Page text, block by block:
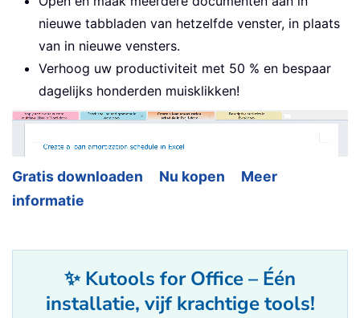
nieuwe tabbladen van hetzelfde venster, in plaats
van in nieuwe vensters.
Verhoog uw productiviteit met 50 % en bespaar
dagelijks honderden muisklikken!
Gratis downloaden Nu kopen
Meer
informatie
✨ Kutools for Office – Één
installatie, vijf krachtige tools!